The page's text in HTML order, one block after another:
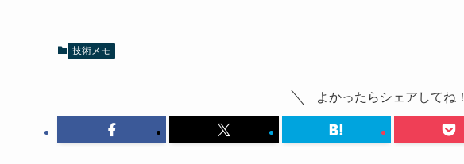
技術メモ
よかったらシェアしてね！